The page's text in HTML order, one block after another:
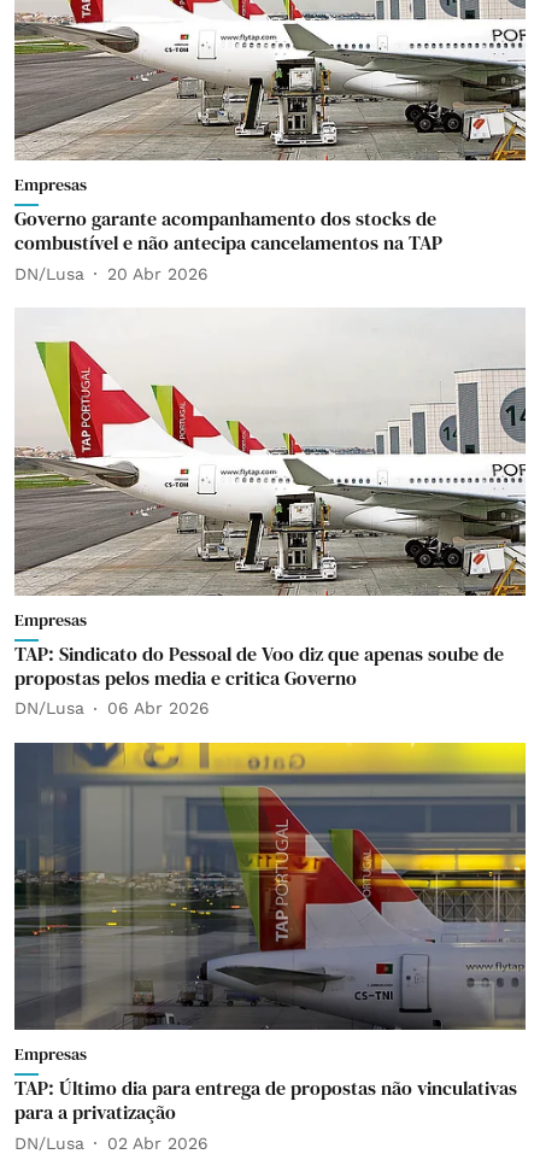
Empresas
Governo garante acompanhamento dos stocks de
combustível e não antecipa cancelamentos na TAP
DN/Lusa 20 Abr 2026
Empresas
TAP: Sindicato do Pessoal de Voo diz que apenas soube de
propostas pelos media e critica Governo
DN/Lusa 06 Abr 2026
Empresas
TAP: Último dia para entrega de propostas não vinculativas
para a privatização
DN/Lusa 02 Abr 2026